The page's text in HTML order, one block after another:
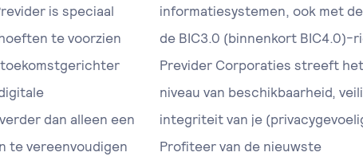
is speciaal
te voorzien
dan alleen een
te vereenvoudigen
informatiesystemen, ook met
de BIC3.0 (binnenkort BIC4.0)-
Previder Corporaties streeft
niveau van beschikbaarheid,
integriteit van je
Profiteer van de nieuwste